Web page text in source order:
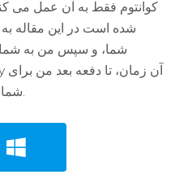
کوانتوم فقط به آن عمل می
شده است در این مقاله
شما، و سپس من به شما
شما آرزوی بچه بازیابی خوشحال است.